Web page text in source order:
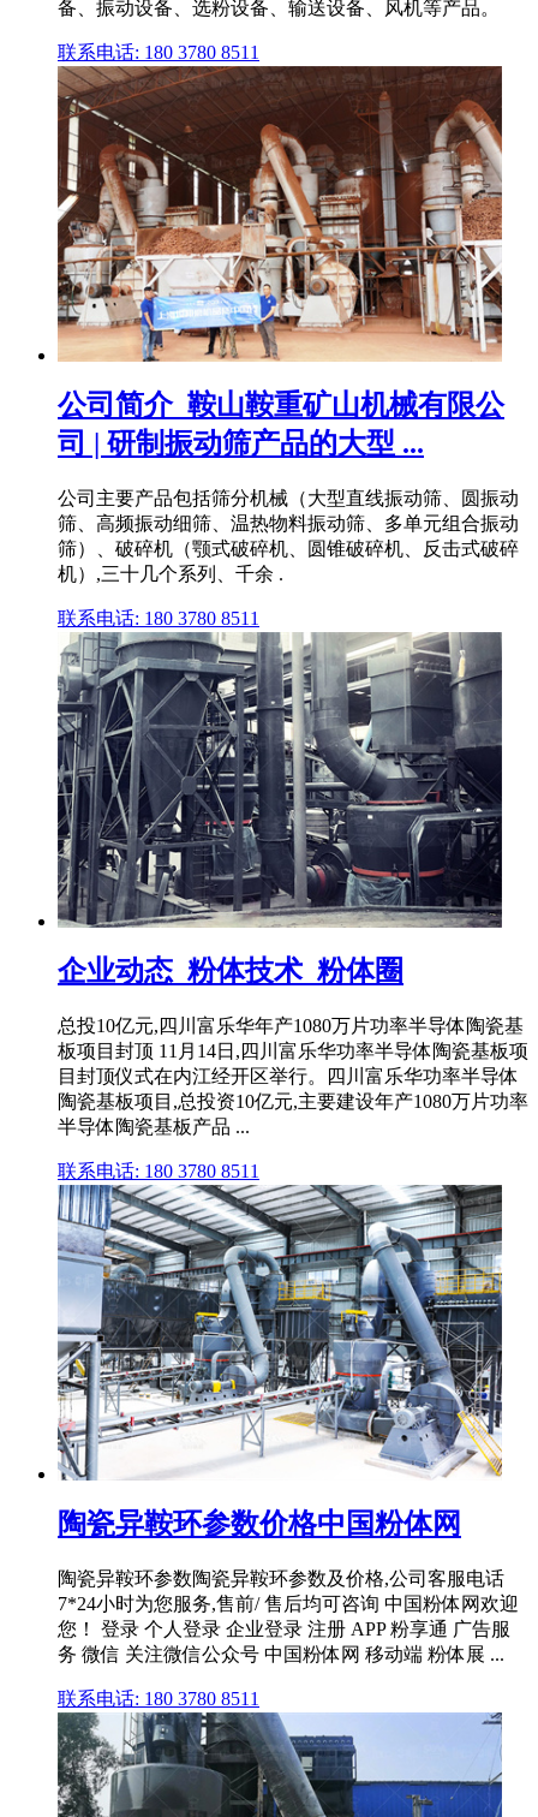
备、振动设备、选粉设备、输送设备、风机等产品。
联系电话: 180 3780 8511
公司简介_鞍山鞍重矿山机械有限公
司 | 研制振动筛产品的大型 ...
公司主要产品包括筛分机械（大型直线振动筛、圆振动
筛、高频振动细筛、温热物料振动筛、多单元组合振动
筛）、破碎机（颚式破碎机、圆锥破碎机、反击式破碎
机）,三十几个系列、千余 .
联系电话: 180 3780 8511
企业动态_粉体技术_粉体圈
总投10亿元,四川富乐华年产1080万片功率半导体陶瓷基
板项目封顶 11月14日,四川富乐华功率半导体陶瓷基板项
目封顶仪式在内江经开区举行。四川富乐华功率半导体
陶瓷基板项目,总投资10亿元,主要建设年产1080万片功率
半导体陶瓷基板产品 ...
联系电话: 180 3780 8511
陶瓷异鞍环参数价格中国粉体网
陶瓷异鞍环参数陶瓷异鞍环参数及价格,公司客服电话
7*24小时为您服务,售前/ 售后均可咨询 中国粉体网欢迎
您！ 登录 个人登录 企业登录 注册 APP 粉享通 广告服
务 微信 关注微信公众号 中国粉体网 移动端 粉体展 ...
联系电话: 180 3780 8511